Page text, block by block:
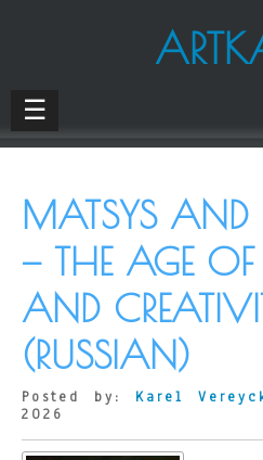
☰
MATSYS AND
— THE AGE OF
AND
(RUSSIAN)
Posted by: Karel
2026